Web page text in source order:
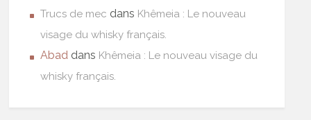
Trucs de mec dans Khêmeia : Le nouveau
visage du whisky français.
Abad dans Khêmeia : Le nouveau visage du
whisky français.